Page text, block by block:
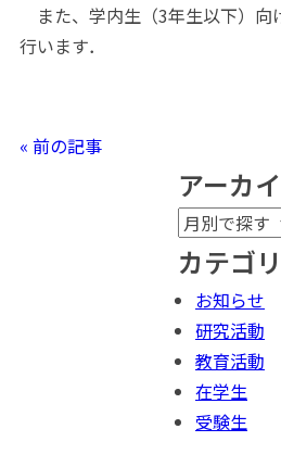
また、学内生（3年生以下）向
行います．
« 前の記事
アーカ
カテゴ
お知らせ
研究活動
教育活動
在学生
受験生